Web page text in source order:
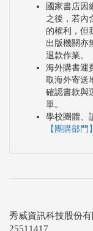
國家書店因
之後，若內
的權利，但
出版機關亦
退款作業。
海外購書運
取海外寄送
確認書款與
單。
學校團體、
【團購部門】
秀威資訊科技股份
25511417